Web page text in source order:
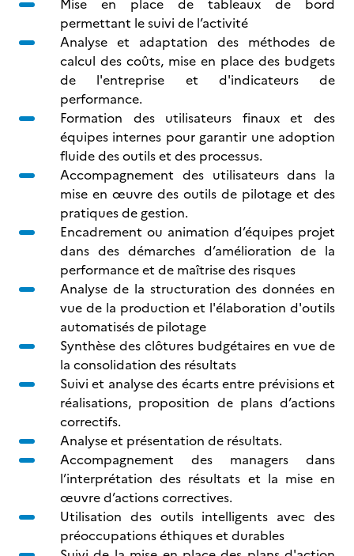
Mise en place de tableaux de bord
permettant le suivi de l’activité
Analyse et adaptation des méthodes de
calcul des coûts, mise en place des budgets
de l'entreprise et d'indicateurs de
performance.
Formation des utilisateurs finaux et des
équipes internes pour garantir une adoption
fluide des outils et des processus.
Accompagnement des utilisateurs dans la
mise en œuvre des outils de pilotage et des
pratiques de gestion.
Encadrement ou animation d’équipes projet
dans des démarches d’amélioration de la
performance et de maîtrise des risques
Analyse de la structuration des données en
vue de la production et l'élaboration d'outils
automatisés de pilotage
Synthèse des clôtures budgétaires en vue de
la consolidation des résultats
Suivi et analyse des écarts entre prévisions et
réalisations, proposition de plans d’actions
correctifs.
Analyse et présentation de résultats.
Accompagnement des managers dans
l’interprétation des résultats et la mise en
œuvre d’actions correctives.
Utilisation des outils intelligents avec des
préoccupations éthiques et durables